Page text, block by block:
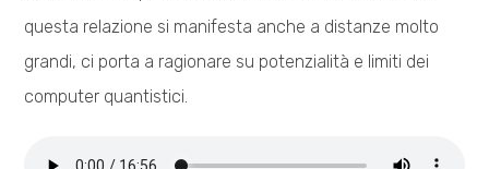
questa relazione si manifesta anche a distanze molto
grandi, ci porta a ragionare su potenzialità e limiti dei
computer quantistici.